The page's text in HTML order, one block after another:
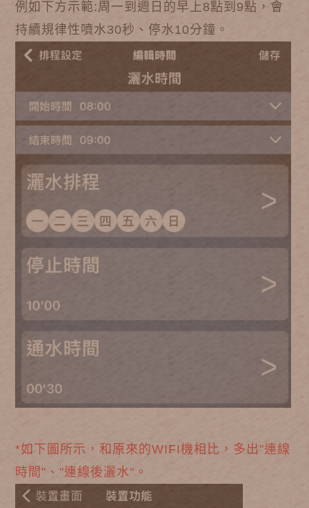
例如下方示範:周一到週日的早上8點到9點，會
持續規律性噴水30秒、停水10分鐘。
*如下圖所示，和原來的WIFI機相比，多出"連線
時間"、"連線後灑水"。